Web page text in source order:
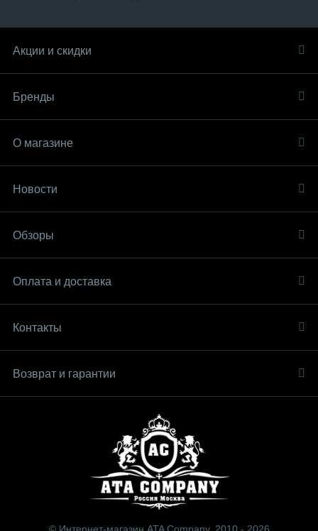
Акции и скидки
Бренды
О магазине
Новости
Обзоры
Оплата и доставка
Контакты
Возврат и гарантии